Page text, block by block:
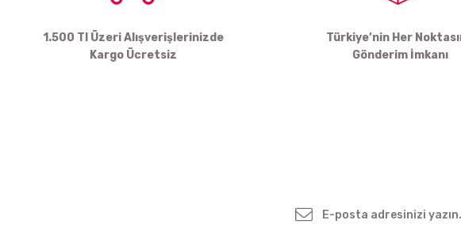
1.500 Tl Üzeri Alışverişlerinizde
Kargo Ücretsiz
Türkiye’nin Her
Gönderim İmkanı